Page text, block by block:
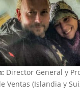
: Director General y
Ventas (Islandia y